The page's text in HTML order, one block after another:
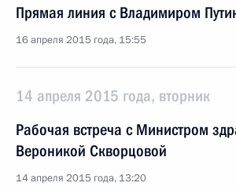
Прямая линия с Владимиром
16 апреля 2015 года, 15:55
14 апреля 2015 года, вторник
Рабочая встреча с Министром
Вероникой Скворцовой
14 апреля 2015 года, 13:20